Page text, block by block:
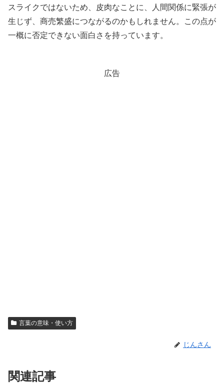
スライクではないため、皮肉なことに、人間関係に緊張が
生じず、商売繁盛につながるのかもしれません。この点が
一概に否定できない面白さを持っています。
広告
言葉の意味・使い方
じんさん
関連記事